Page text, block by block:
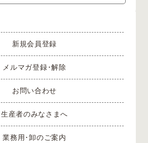
新規会員登録
メルマガ登録･解除
お問い合わせ
生産者のみなさまへ
業務用･卸のご案内